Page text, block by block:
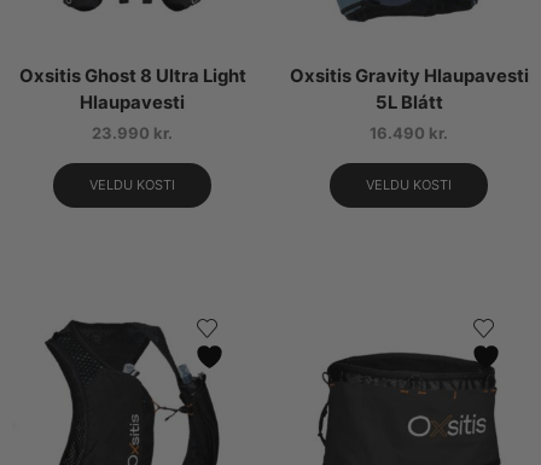
Oxsitis Ghost 8 Ultra Light
Hlaupavesti
23.990 kr.
VELDU KOSTI
Oxsitis Gravity Hlaupavesti
5L Blátt
16.490 kr.
VELDU KOSTI